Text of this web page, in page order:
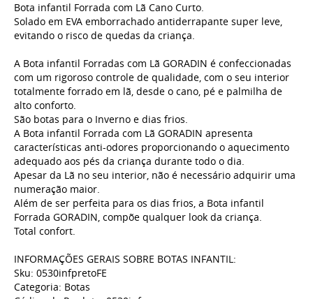
Bota infantil Forrada com Lã Cano Curto.
Solado em EVA emborrachado antiderrapante super leve,
evitando o risco de quedas da criança.
A Bota infantil Forradas com Lã GORADIN é confeccionadas
com um rigoroso controle de qualidade, com o seu interior
totalmente forrado em lã, desde o cano, pé e palmilha de
alto conforto.
São botas para o Inverno e dias frios.
A Bota infantil Forrada com Lã GORADIN apresenta
características anti-odores proporcionando o aquecimento
adequado aos pés da criança durante todo o dia.
Apesar da Lã no seu interior, não é necessário adquirir uma
numeração maior.
Além de ser perfeita para os dias frios, a Bota infantil
Forrada GORADIN, compõe qualquer look da criança.
Total confort.
INFORMAÇÕES GERAIS SOBRE BOTAS INFANTIL:
Sku: 0530infpretoFE
Categoria: Botas